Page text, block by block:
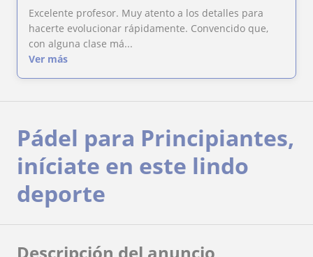
Excelente profesor. Muy atento a los detalles para
hacerte evolucionar rápidamente. Convencido que,
con alguna clase má...
Ver más
Pádel para Principiantes,
iníciate en este lindo
deporte